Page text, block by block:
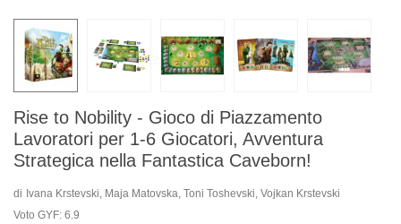
Rise to Nobility - Gioco di Piazzamento
Lavoratori per 1-6 Giocatori, Avventura
Strategica nella Fantastica Caveborn!
di Ivana Krstevski, Maja Matovska, Toni Toshevski, Vojkan Krstevski
Voto GYF: 6.9